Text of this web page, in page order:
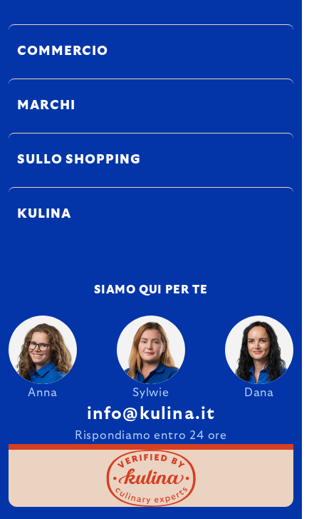
COMMERCIO
MARCHI
SULLO SHOPPING
KULINA
SIAMO QUI PER TE
Anna Sylwie Dana
info@kulina.it
Rispondiamo entro 24 ore